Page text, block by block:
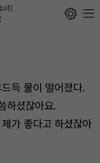
녀]
득 물이 떨어졌다.
하셨잖아요.
가 좋다고 하셨잖아